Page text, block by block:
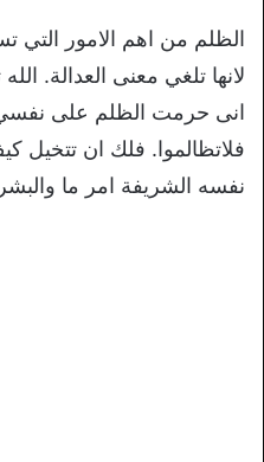
الظلم من اهم الامور التي
لانها تلغي معنى العدالة.
انى حرمت الظلم على نفسي
فلاتظالموا. فلك ان
نفسه الشريفة امر ما والبشر